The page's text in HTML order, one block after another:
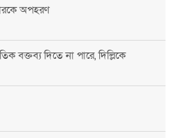
অপহরণ
বক্তব্য দিতে না পারে, দিল্লিকে